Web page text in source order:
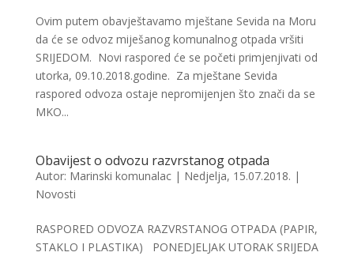
Ovim putem obavještavamo mještane Sevida na Moru
da će se odvoz miješanog komunalnog otpada vršiti
SRIJEDOM. Novi raspored će se početi primjenjivati od
utorka, 09.10.2018.godine. Za mještane Sevida
raspored odvoza ostaje nepromijenjen što znači da se
MKO...
Obavijest o odvozu razvrstanog otpada
Autor: Marinski komunalac| Nedjelja, 15.07.2018. |
Novosti
RASPORED ODVOZA RAZVRSTANOG OTPADA (PAPIR,
STAKLO I PLASTIKA) PONEDJELJAK UTORAK SRIJEDA